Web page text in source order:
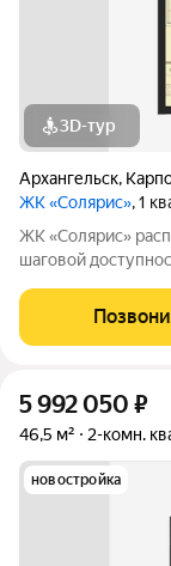
3D-тур
Архангельск,
ЖК «Солярис», 1
ЖК «Солярис»
шаговой
комплекс и
малоэтажная и, как
5 992 050 ₽
46,5 м² 2-комн.
новостройка